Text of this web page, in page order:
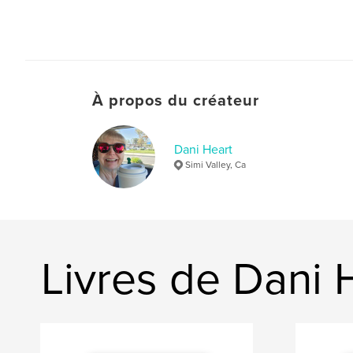
À propos du créateur
Dani Heart
Simi Valley, Ca
Livres de Dani